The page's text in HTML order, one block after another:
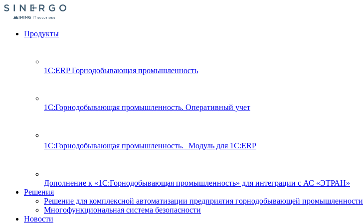
Продукты
1С:ERP Горнодобывающая промышленность
1С:Горнодобывающая промышленность. Оперативный учет
1С:Горнодобывающая промышленность. Модуль для 1С:ERP
Дополнение к «1С:Горнодобывающая промышленность» для интеграции с АС «ЭТРАН»
Решения
Решение для комплексной автоматизации предприятия горнодобывающей промышленности
Многофункциональная система безопасности
Новости